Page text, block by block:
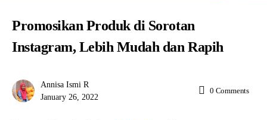
Promosikan Produk di Sorotan
Instagram, Lebih Mudah dan Rapih
Annisa Ismi R
January 26, 2022
0 Comments